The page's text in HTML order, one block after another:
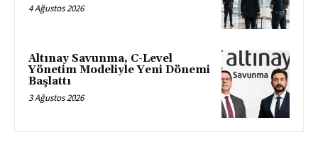
4 Ağustos 2026
Altınay Savunma, C-Level
Yönetim Modeliyle Yeni Dönemi
Başlattı
3 Ağustos 2026